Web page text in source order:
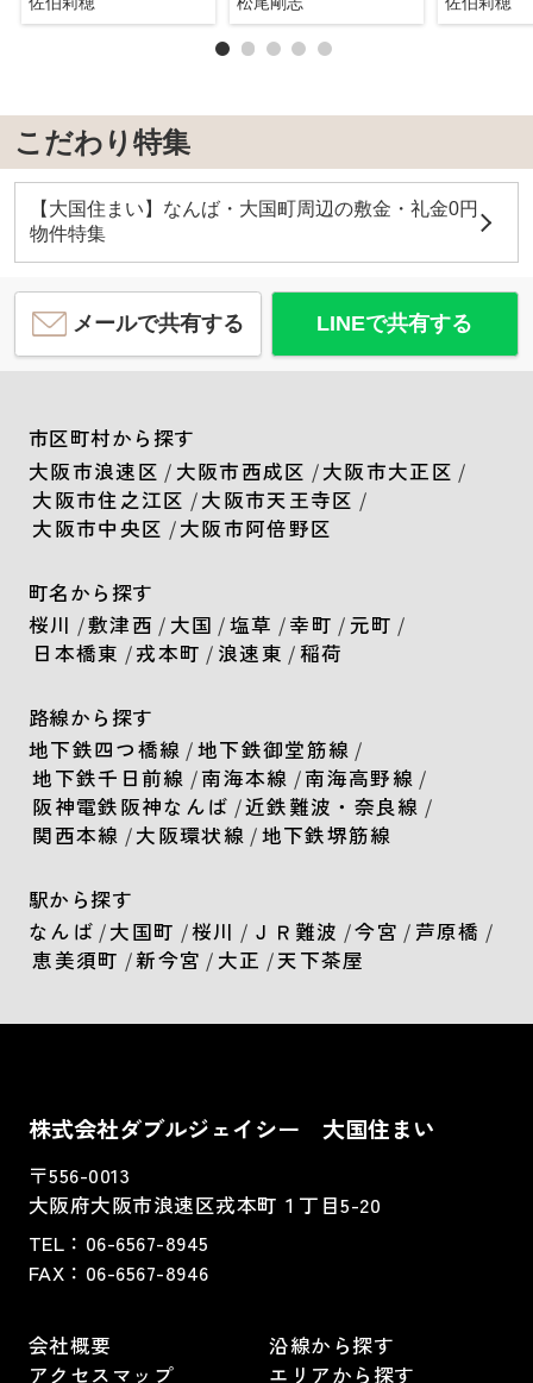
こだわり特集
【大国住まい】なんば・大国町周辺の敷金・礼金0円
物件特集
メールで共有する LINEで共有する
市区町村から探す
大阪市浪速区 / 大阪市西成区 /大阪市大正区 /
大阪市住之江区 /大阪市天王寺区 /
大阪市中央区 /大阪市阿倍野区
町名から探す
桜川 /敷津西 / 大国 /塩草 /幸町 / 元町 /
日本橋東 /戎本町 / 浪速東 /稲荷
路線から探す
地下鉄四つ橋線 /地下鉄御堂筋線 /
地下鉄千日前線 /南海本線 /南海高野線 /
阪神電鉄阪神なんば /近鉄難波・奈良線 /
関西本線 /大阪環状線 /地下鉄堺筋線
駅から探す
なんば /大国町 /桜川 / ＪＲ難波 /今宮 / 芦原橋 /
恵美須町 /新今宮 / 大正 /天下茶屋
株式会社ダブルジェイシー 大国住まい
〒556-0013
大阪府大阪市浪速区戎本町１丁目5-20
TEL： 06-6567-8945
FAX：06-6567-8946
会社概要
アクセスマップ
沿線から探す
エリアから探す